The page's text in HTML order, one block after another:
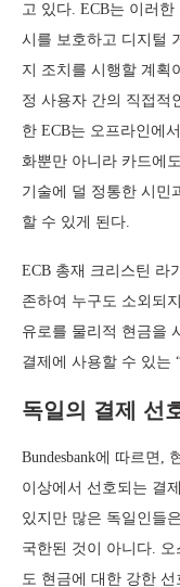
고 있다. ECB는 이러
시를 보호하고 디지털
지 조치를 시행할 계획
정 사용자 간의 직접적
한 ECB는 오프라인에
화뿐만 아니라 카드에
기술에 덜 정통한 시민
할 수 있게 된다.
ECB 총재 크리스틴 라
존하여 누구도 소외되
유로를 물리적 현금을
결제에 사용할 수 있는
독일의 결제 선
Bundesbank에 따르면,
이상에서 선호되는 결
있지만 많은 독일인들
국한된 것이 아니다.
도 현금에 대한 강한